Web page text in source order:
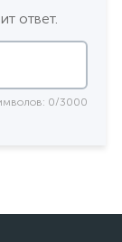
ответ.
0/3000